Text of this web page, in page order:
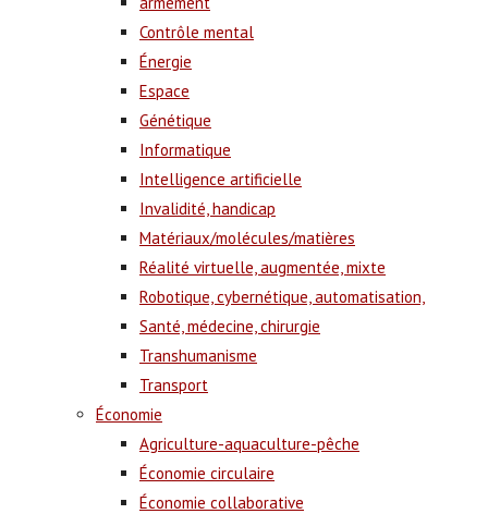
Contrôle mental
Énergie
Espace
Génétique
Informatique
Intelligence artificielle
Invalidité, handicap
Matériaux/molécules/matières
Réalité virtuelle, augmentée, mixte
Robotique, cybernétique, automatisation,
Santé, médecine, chirurgie
Transhumanisme
Transport
Économie
Agriculture-aquaculture-pêche
Économie circulaire
Économie collaborative